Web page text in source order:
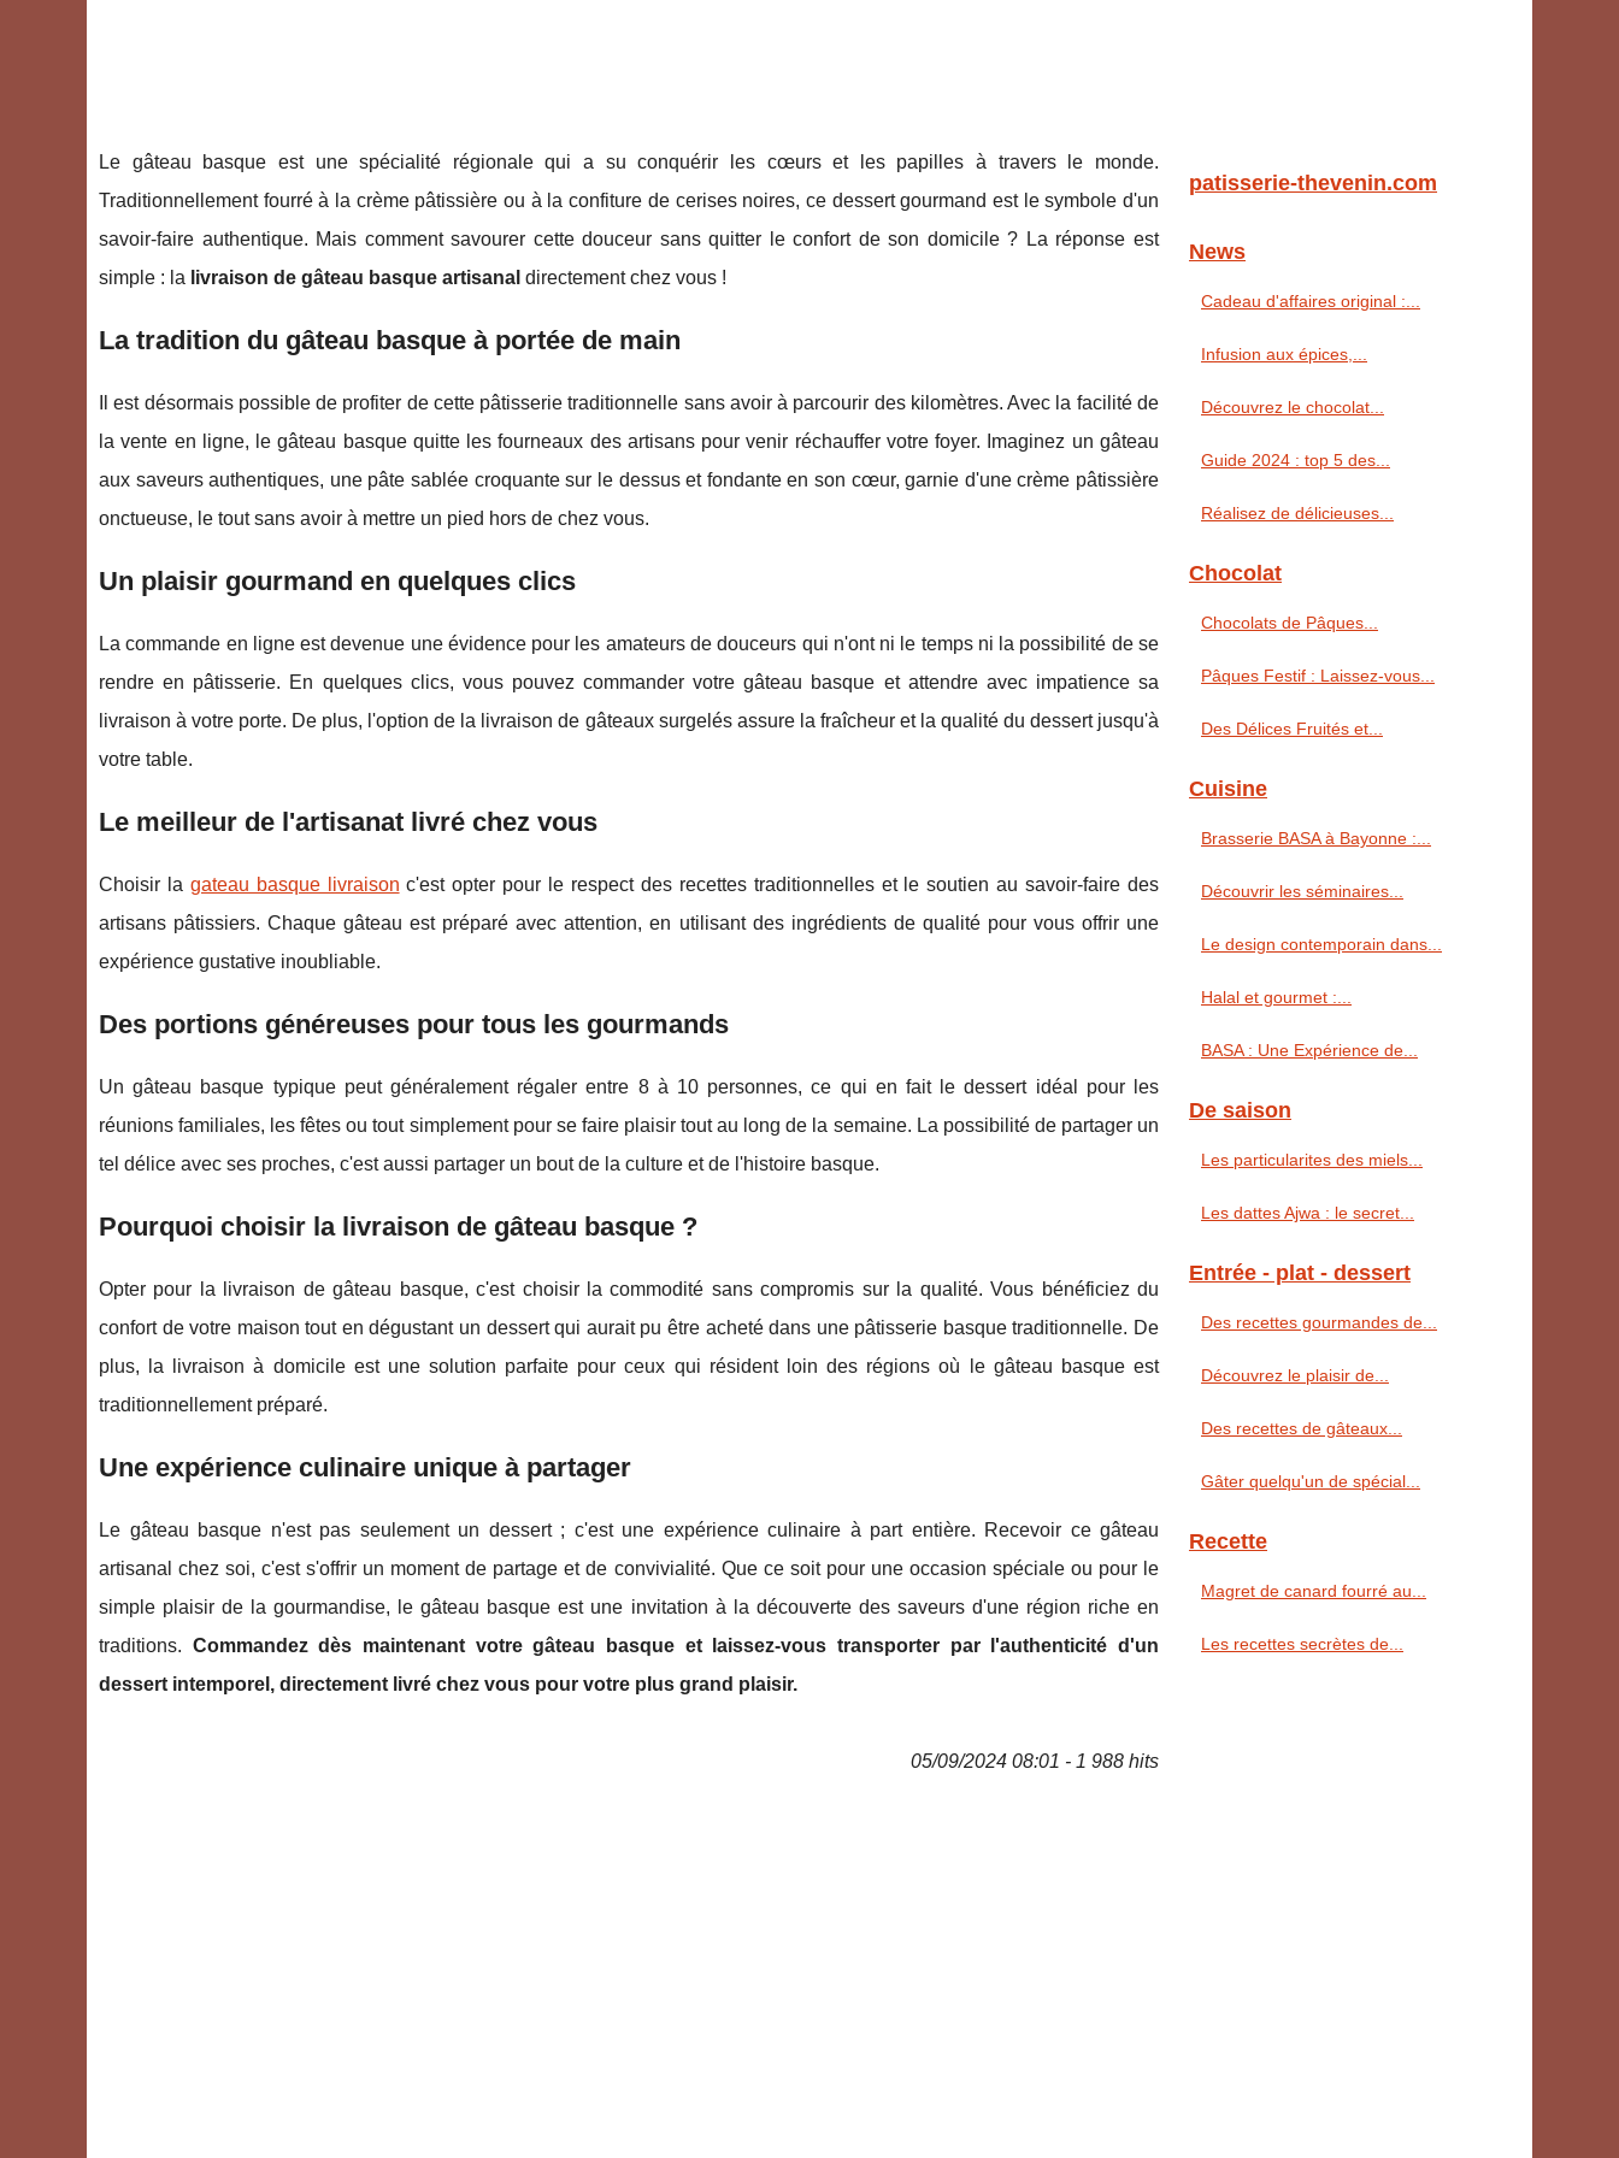
Le gâteau basque est une spécialité régionale qui a su conquérir les cœurs et les papilles à travers le monde.
Traditionnellement fourré à la crème pâtissière ou à la confiture de cerises noires, ce dessert gourmand est le symbole d'un
savoir-faire authentique. Mais comment savourer cette douceur sans quitter le confort de son domicile ? La réponse est
simple : la livraison de gâteau basque artisanal directement chez vous !
La tradition du gâteau basque à portée de main
Il est désormais possible de profiter de cette pâtisserie traditionnelle sans avoir à parcourir des kilomètres. Avec la facilité de
la vente en ligne, le gâteau basque quitte les fourneaux des artisans pour venir réchauffer votre foyer. Imaginez un gâteau
aux saveurs authentiques, une pâte sablée croquante sur le dessus et fondante en son cœur, garnie d'une crème pâtissière
onctueuse, le tout sans avoir à mettre un pied hors de chez vous.
Un plaisir gourmand en quelques clics
La commande en ligne est devenue une évidence pour les amateurs de douceurs qui n'ont ni le temps ni la possibilité de se
rendre en pâtisserie. En quelques clics, vous pouvez commander votre gâteau basque et attendre avec impatience sa
livraison à votre porte. De plus, l'option de la livraison de gâteaux surgelés assure la fraîcheur et la qualité du dessert jusqu'à
votre table.
Le meilleur de l'artisanat livré chez vous
Choisir la gateau basque livraison c'est opter pour le respect des recettes traditionnelles et le soutien au savoir-faire des
artisans pâtissiers. Chaque gâteau est préparé avec attention, en utilisant des ingrédients de qualité pour vous offrir une
expérience gustative inoubliable.
Des portions généreuses pour tous les gourmands
Un gâteau basque typique peut généralement régaler entre 8 à 10 personnes, ce qui en fait le dessert idéal pour les
réunions familiales, les fêtes ou tout simplement pour se faire plaisir tout au long de la semaine. La possibilité de partager un
tel délice avec ses proches, c'est aussi partager un bout de la culture et de l'histoire basque.
Pourquoi choisir la livraison de gâteau basque ?
Opter pour la livraison de gâteau basque, c'est choisir la commodité sans compromis sur la qualité. Vous bénéficiez du
confort de votre maison tout en dégustant un dessert qui aurait pu être acheté dans une pâtisserie basque traditionnelle. De
plus, la livraison à domicile est une solution parfaite pour ceux qui résident loin des régions où le gâteau basque est
traditionnellement préparé.
Une expérience culinaire unique à partager
Le gâteau basque n'est pas seulement un dessert ; c'est une expérience culinaire à part entière. Recevoir ce gâteau
artisanal chez soi, c'est s'offrir un moment de partage et de convivialité. Que ce soit pour une occasion spéciale ou pour le
simple plaisir de la gourmandise, le gâteau basque est une invitation à la découverte des saveurs d'une région riche en
traditions. Commandez dès maintenant votre gâteau basque et laissez-vous transporter par l'authenticité d'un
dessert intemporel, directement livré chez vous pour votre plus grand plaisir.
05/09/2024 08:01 - 1 988 hits
patisserie-thevenin.com
News
Cadeau d'affaires original :...
Infusion aux épices,...
Découvrez le chocolat...
Guide 2024 : top 5 des...
Réalisez de délicieuses...
Chocolat
Chocolats de Pâques...
Pâques Festif : Laissez-vous...
Des Délices Fruités et...
Cuisine
Brasserie BASA à Bayonne :...
Découvrir les séminaires...
Le design contemporain dans...
Halal et gourmet :...
BASA : Une Expérience de...
De saison
Les particularites des miels...
Les dattes Ajwa : le secret...
Entrée - plat - dessert
Des recettes gourmandes de...
Découvrez le plaisir de...
Des recettes de gâteaux...
Gâter quelqu'un de spécial...
Recette
Magret de canard fourré au...
Les recettes secrètes de...